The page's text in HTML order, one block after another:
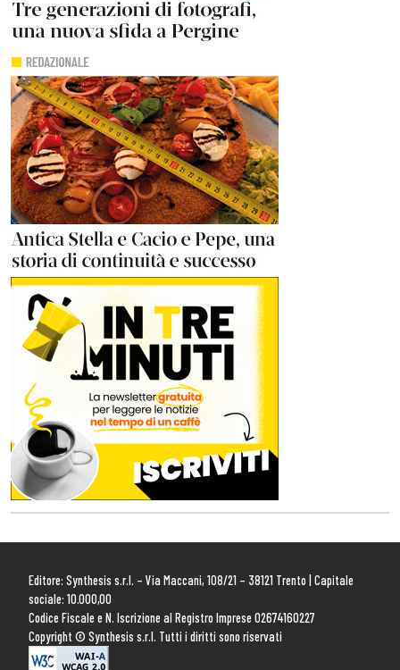
Editore: Synthesis s.r.l. – Via Maccani, 108/21 – 38121 Trento | Capitale
sociale: 10.000,00
Codice Fiscale e N. Iscrizione al Registro Imprese 02674160227
Copyright © Synthesis s.r.l. Tutti i diritti sono riservati